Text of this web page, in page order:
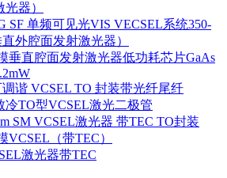
器）
SF 单频可见光VIS VECSEL系统350-
外腔面发射激光器）
垂直腔面发射激光器低功耗芯片GaAs
调谐 VCSEL TO 封装带光纤尾纤
冷TO型VCSEL激光二极管
SM VCSEL激光器 带TEC TO封装
VCSEL（带TEC）
激光器带TEC